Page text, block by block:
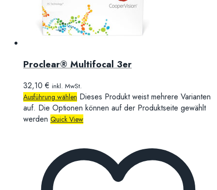
Proclear® Multifocal 3er
32,10€ inkl. MwSt.
Ausführung wählen Dieses Produkt weist mehrere Varianten
auf. Die Optionen können auf der Produktseite gewählt
werden Quick View